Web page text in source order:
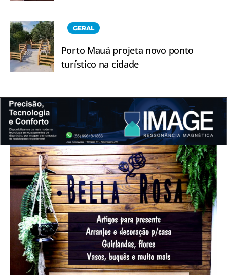
GERAL
Porto Mauá projeta novo ponto
turístico na cidade